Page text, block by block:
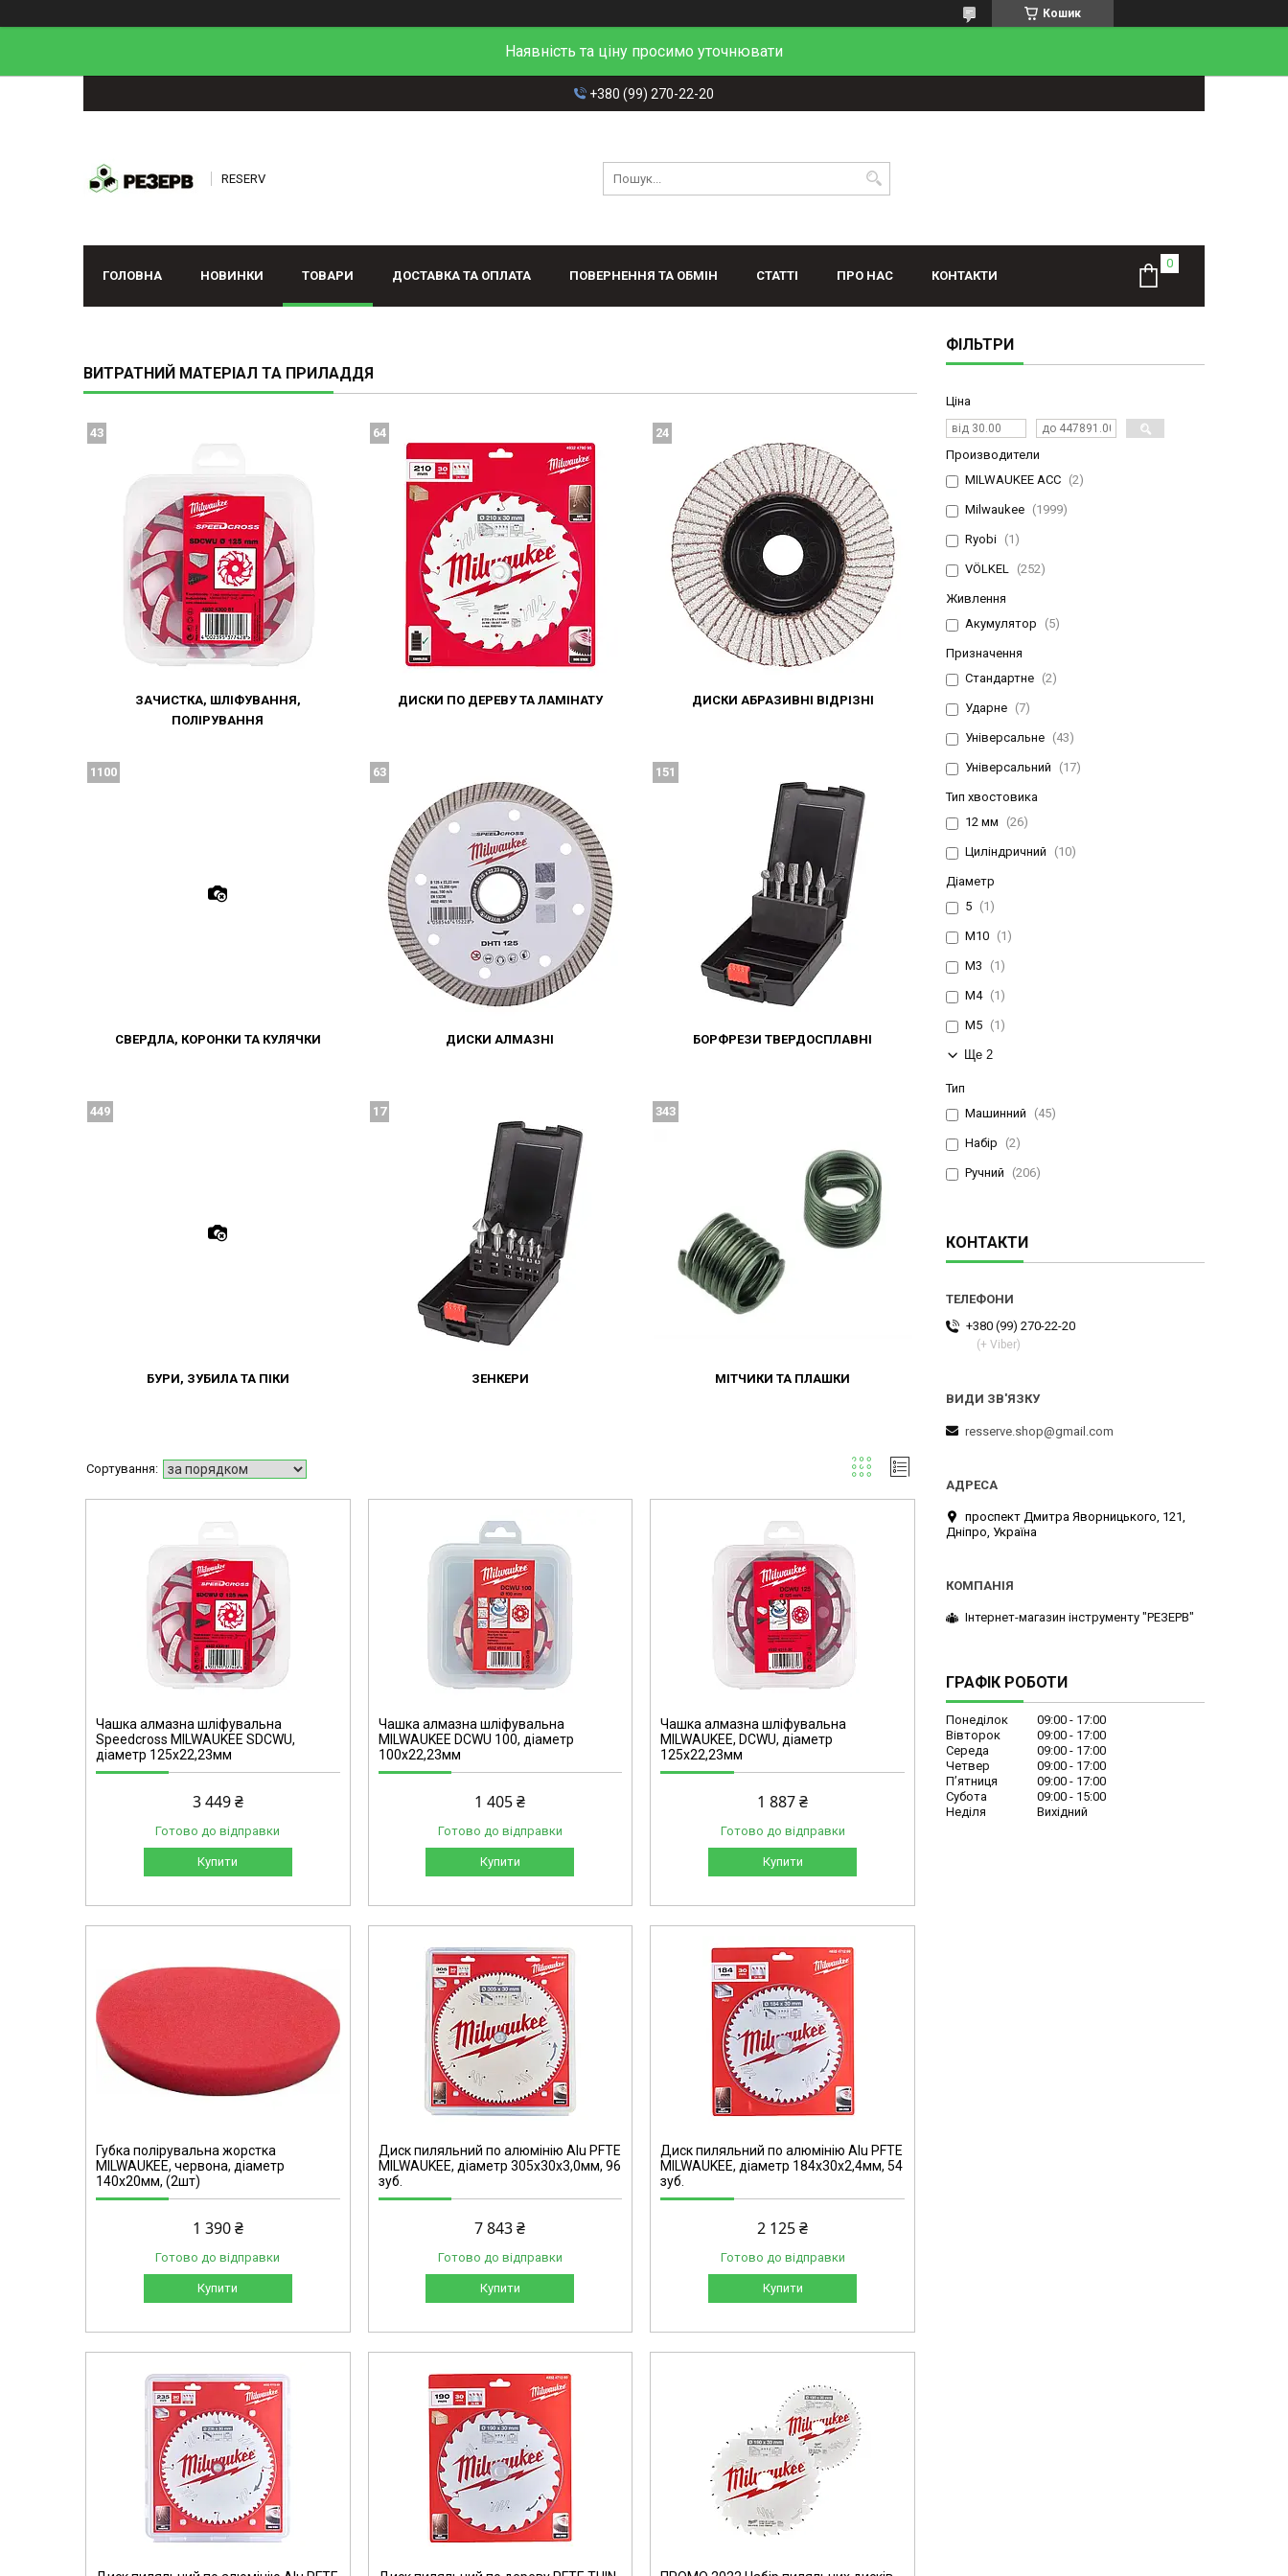
Кошик
Наявність та ціну просимо уточнювати
+380 (99) 270-22-20
RESERV
ГОЛОВНА НОВИНКИ ТОВАРИ ДОСТАВКА ТА ОПЛАТА ПОВЕРНЕННЯ ТА ОБМІН СТАТТІ ПРО НАС КОНТАКТИ
ВИТРАТНИЙ МАТЕРІАЛ ТА ПРИЛАДДЯ
ЗАЧИСТКА, ШЛІФУВАННЯ,
ПОЛІРУВАННЯ
43
ДИСКИ ПО ДЕРЕВУ ТА ЛАМІНАТУ
64
ДИСКИ АБРАЗИВНІ ВІДРІЗНІ
24
СВЕРДЛА, КОРОНКИ ТА КУЛЯЧКИ
1100
ДИСКИ АЛМАЗНІ
63
БОРФРЕЗИ ТВЕРДОСПЛАВНІ
151
БУРИ, ЗУБИЛА ТА ПІКИ
449
ЗЕНКЕРИ
17
МІТЧИКИ ТА ПЛАШКИ
343
Чашка алмазна шліфувальна
Speedcross MILWAUKEE SDCWU,
діаметр 125х22,23мм
3 449 ₴
Готово до відправки
Купити
4932451185
Чашка алмазна шліфувальна
MILWAUKEE DCWU 100, діаметр
100х22,23мм
1 405 ₴
Готово до відправки
Купити
4932451186
Чашка алмазна шліфувальна
MILWAUKEE, DCWU, діаметр
125х22,23мм
1 887 ₴
Готово до відправки
Купити
Губка полірувальна жорстка
MILWAUKEE, червона, діаметр
140x20мм, (2шт)
1 390 ₴
Готово до відправки
Купити
4932471323
Диск пиляльний по алюмінію Alu PFTE
MILWAUKEE, діаметр 305х30х3,0мм, 96
зуб.
7 843 ₴
Готово до відправки
Купити
4932471299
Диск пиляльний по алюмінію Alu PFTE
MILWAUKEE, діаметр 184х30х2,4мм, 54
зуб.
2 125 ₴
Готово до відправки
Купити
4932471300 4932479574
ФІЛЬТРИ
Ціна
Производители
MILWAUKEE ACC
2
Milwaukee 1999
Ryobi 1
VÖLKEL 252
Живлення
Акумулятор
5
Призначення
Стандартне
2
Ударне 7
Універсальне 43
Універсальний 17
Тип хвостовика
12 мм
26
Циліндричний 10
Діаметр
5
1
М10 1
М3 1
М4 1
М5 1
Ще 2
Тип
Машинний
45
Набір 2
Ручний 206
КОНТАКТИ
+380 (99) 270-22-20
(+ Viber)
resserve.shop@gmail.com
проспект Дмитра Яворницького, 121,
Дніпро, Україна
Інтернет-магазин інструменту "РЕЗЕРВ"
ГРАФІК РОБОТИ
Понеділок 09:00
17:00
Вівторок
09:00
17:00
Середа
09:00
17:00
Четвер
09:00
17:00
Пʼятниця
09:00
17:00
Субота
09:00
15:00
Неділя
Вихідний